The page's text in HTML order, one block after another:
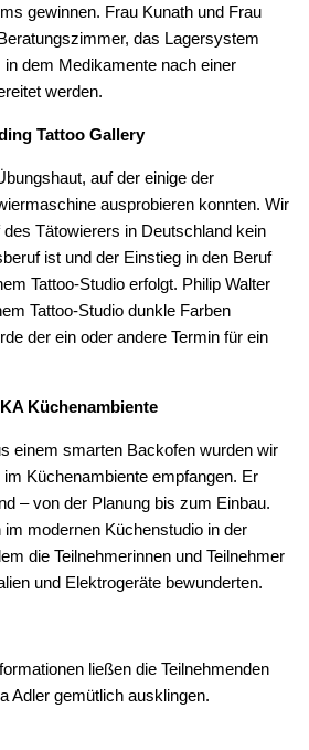
gewinnen. Frau Kunath und Frau
das Lagersystem
dem Medikamente nach einer
werden.
Tattoo Gallery
auf der einige der
ausprobieren konnten. Wir
Tätowierers in Deutschland kein
ist und der Einstieg in den Beruf
Tattoo-Studio erfolgt. Philip Walter
Tattoo-Studio dunkle Farben
der ein oder andere Termin für ein
Küchenambiente
einem smarten Backofen wurden wir
Küchenambiente empfangen. Er
– von der Planung bis zum Einbau.
modernen Küchenstudio in der
die Teilnehmerinnen und Teilnehmer
und Elektrogeräte bewunderten.
ließen die Teilnehmenden
Adler gemütlich ausklingen.